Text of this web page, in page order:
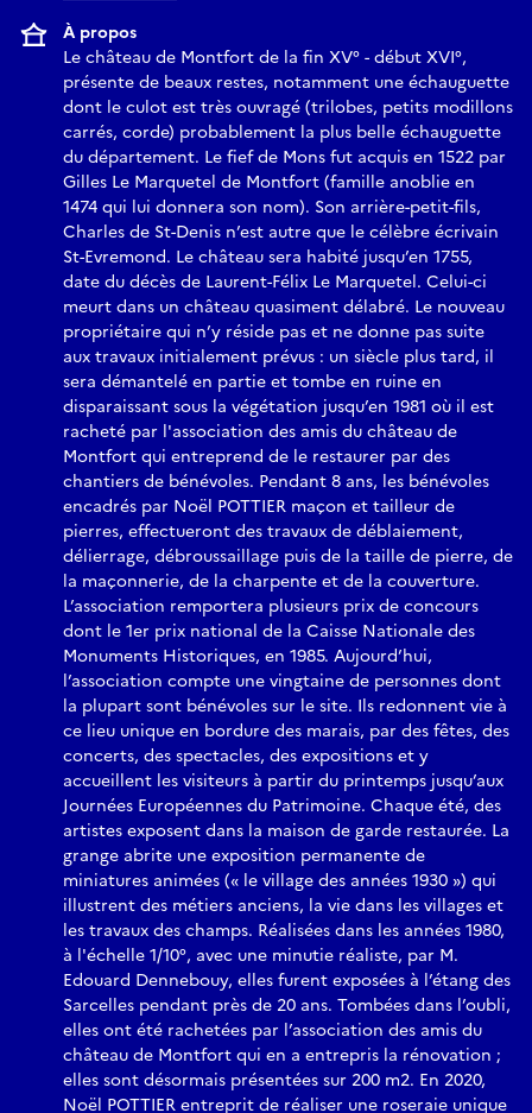
À propos
Le château de Montfort de la fin XV° - début XVI°,
présente de beaux restes, notamment une échauguette
dont le culot est très ouvragé (trilobes, petits modillons
carrés, corde) probablement la plus belle échauguette
du département. Le fief de Mons fut acquis en 1522 par
Gilles Le Marquetel de Montfort (famille anoblie en
1474 qui lui donnera son nom). Son arrière-petit-fils,
Charles de St-Denis n’est autre que le célèbre écrivain
St-Evremond. Le château sera habité jusqu’en 1755,
date du décès de Laurent-Félix Le Marquetel. Celui-ci
meurt dans un château quasiment délabré. Le nouveau
propriétaire qui n’y réside pas et ne donne pas suite
aux travaux initialement prévus : un siècle plus tard, il
sera démantelé en partie et tombe en ruine en
disparaissant sous la végétation jusqu’en 1981 où il est
racheté par l'association des amis du château de
Montfort qui entreprend de le restaurer par des
chantiers de bénévoles. Pendant 8 ans, les bénévoles
encadrés par Noël POTTIER maçon et tailleur de
pierres, effectueront des travaux de déblaiement,
délierrage, débroussaillage puis de la taille de pierre, de
la maçonnerie, de la charpente et de la couverture.
L’association remportera plusieurs prix de concours
dont le 1er prix national de la Caisse Nationale des
Monuments Historiques, en 1985. Aujourd’hui,
l’association compte une vingtaine de personnes dont
la plupart sont bénévoles sur le site. Ils redonnent vie à
ce lieu unique en bordure des marais, par des fêtes, des
concerts, des spectacles, des expositions et y
accueillent les visiteurs à partir du printemps jusqu’aux
Journées Européennes du Patrimoine. Chaque été, des
artistes exposent dans la maison de garde restaurée. La
grange abrite une exposition permanente de
miniatures animées (« le village des années 1930 ») qui
illustrent des métiers anciens, la vie dans les villages et
les travaux des champs. Réalisées dans les années 1980,
à l'échelle 1/10°, avec une minutie réaliste, par M.
Edouard Dennebouy, elles furent exposées à l’étang des
Sarcelles pendant près de 20 ans. Tombées dans l’oubli,
elles ont été rachetées par l’association des amis du
château de Montfort qui en a entrepris la rénovation ;
elles sont désormais présentées sur 200 m2. En 2020,
Noël POTTIER entreprit de réaliser une roseraie unique